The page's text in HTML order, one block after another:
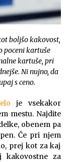
denar?
boljšo kakovost,
poceni kartuše
kartuše, pri
Ni nujno, da
s ceno.
je vsekakor
mestu. Najdite
obenem pa
Če pri njem
prej kot za kaj
kakovostne za